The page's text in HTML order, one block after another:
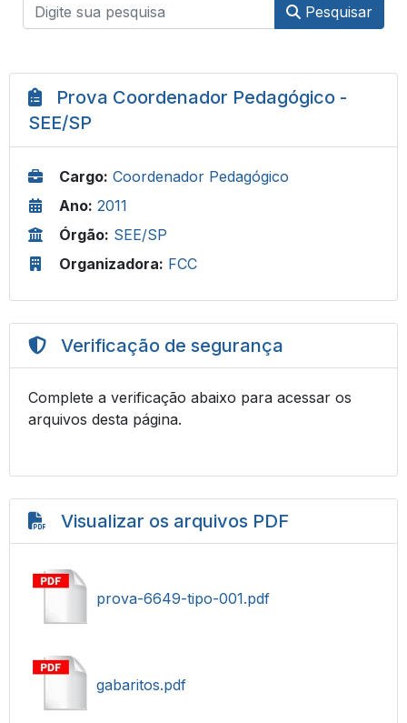
Pesquisar
Prova Coordenador Pedagógico -
SEE/SP
Cargo: Coordenador Pedagógico
Ano: 2011
Órgão: SEE/SP
Organizadora: FCC
Verificação de segurança
Complete a verificação abaixo para acessar os
arquivos desta página.
Visualizar os arquivos PDF
prova-6649-tipo-001.pdf
gabaritos.pdf